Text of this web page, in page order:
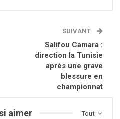
SUIVANT
Salifou Camara :
direction la Tunisie
après une grave
blessure en
championnat
Tout
aimer